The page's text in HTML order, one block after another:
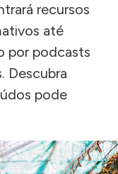
recursos
até
por podcasts
Descubra
pode